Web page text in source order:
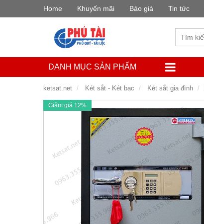
Home Khuyến mãi Báo giá Tin tức
DANH MỤC SẢN PHẨM
ketsat.net Két sắt - Két bạc Két sắt gia đình
Giảm giá 12%